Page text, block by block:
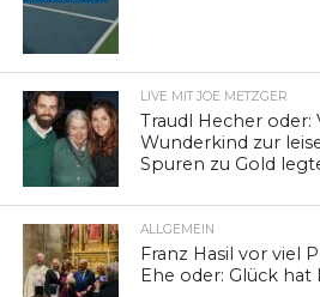
LIVE MIT JOE METZGER
Traudl Hecher
Wunderkind zur
Spuren zu Gold
ALLGEMEIN
Franz Hasil vor viel
Ehe oder: Glück